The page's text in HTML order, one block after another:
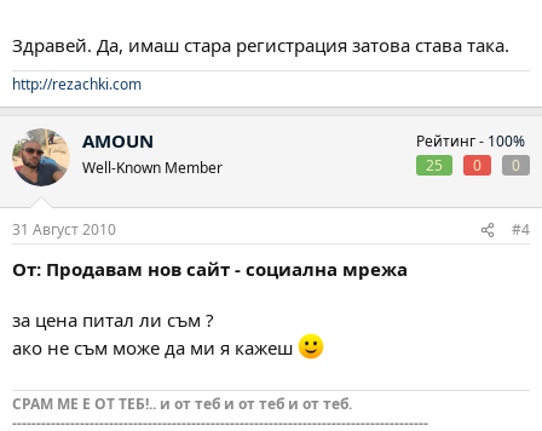
Здравей. Да, имаш стара регистрация затова става така.
http://rezachki.com
AMOUN
Well-Known Member
Рейтинг - 100%
25
0 0
31 Август 2010 #4
От: Продавам нов сайт - социална мрежа
за цена питал ли съм ?
ако не съм може да ми я кажеш
СРАМ МЕ Е ОТ ТЕБ!.. и от теб и от теб и от теб.
--------------------------------------------------------------------------------------